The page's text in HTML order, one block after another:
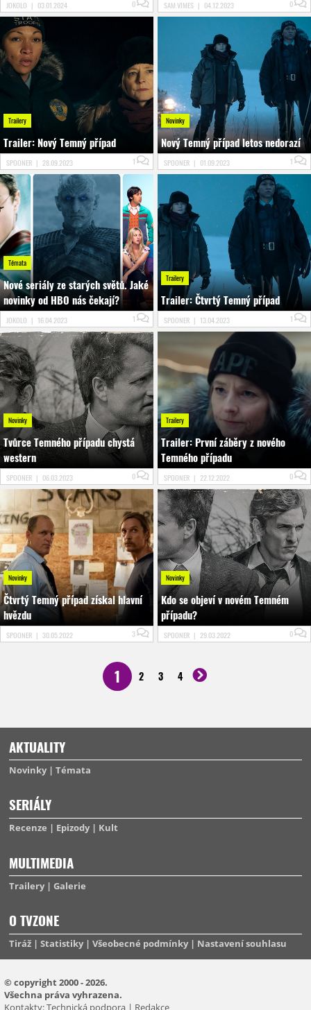
JOKOLO | 03.01.2024 0 SAM.VIMES | 04.12.2023 0
Trailery
Trailer: Nový Temný případ
SPOONER | 28.09.2023 1
Novinky
Nový Temný případ letos nedorazí
SPOONER | 01.09.2023 1
Témata
Nové seriály ze starých světů. Jaké
novinky od HBO nás čekají?
JOKOLO | 16.04.2023 1
Trailery
Trailer: Čtvrtý Temný případ
SPOONER | 13.04.2023 1
Novinky
Tvůrce Temného případu chystá
western
SPOONER | 06.03.2023 0
Trailery
Trailer: První záběry z nového
Temného případu
SPOONER | 22.12.2022 0
Novinky
Čtvrtý Temný případ získal hlavní
hvězdu
SPOONER | 30.05.2022 3
Novinky
Kdo se objeví v novém Temném
případu?
SPOONER | 29.03.2022 0
1 2 3 4
AKTUALITY
Novinky Témata
SERIÁLY
Recenze Epizody Kult
MULTIMEDIA
Trailery Galerie
O TVZONE
Tiráž Statistiky Všeobecné podmínky Nastavení souhlasu
© copyright 2000 - 2026.
Všechna práva vyhrazena.
Kontakty:Technická podpora | Redakce